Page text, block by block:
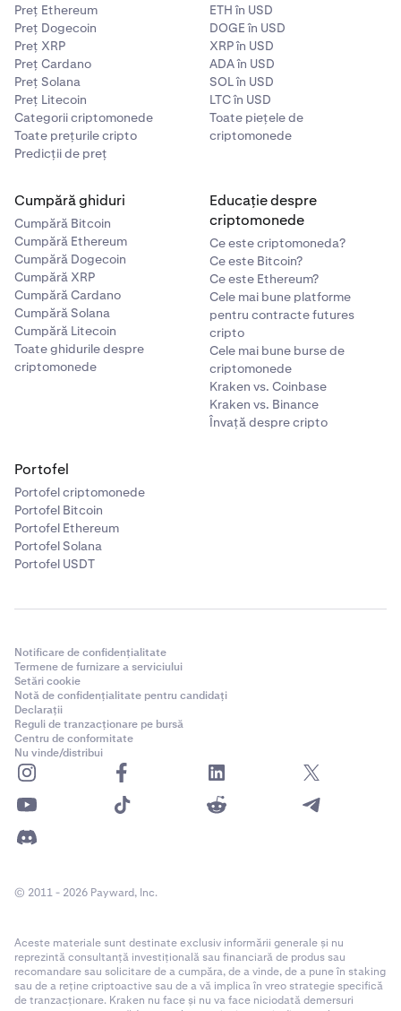
Preț Ethereum
Preț Dogecoin
Preț XRP
Preț Cardano
Preț Solana
Preț Litecoin
Categorii criptomonede
Toate prețurile cripto
Predicții de preț
ETH în USD
DOGE în USD
XRP în USD
ADA în USD
SOL în USD
LTC în USD
Toate piețele de
criptomonede
Cumpără ghiduri
Cumpără Bitcoin
Cumpără Ethereum
Cumpără Dogecoin
Cumpără XRP
Cumpără Cardano
Cumpără Solana
Cumpără Litecoin
Toate ghidurile despre
criptomonede
Educație despre
criptomonede
Ce este criptomoneda?
Ce este Bitcoin?
Ce este Ethereum?
Cele mai bune platforme
pentru contracte futures
cripto
Cele mai bune burse de
criptomonede
Kraken vs. Coinbase
Kraken vs. Binance
Învață despre cripto
Portofel
Portofel criptomonede
Portofel Bitcoin
Portofel Ethereum
Portofel Solana
Portofel USDT
Notificare de confidențialitate
Termene de furnizare a serviciului
Setări cookie
Notă de confidențialitate pentru candidați
Declarații
Reguli de tranzacționare pe bursă
Centru de conformitate
Nu vinde/distribui
© 2011 - 2026 Payward, Inc.
Aceste materiale sunt destinate exclusiv informării generale și nu
reprezintă consultanță investițională sau financiară de produs sau
recomandare sau solicitare de a cumpăra, de a vinde, de a pune în staking
sau de a reține criptoactive sau de a vă implica în vreo strategie specifică
de tranzacționare. Kraken nu face și nu va face niciodată demersuri